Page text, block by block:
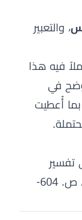
، والتعبير
فيه هذا
في
أُعطيت
تفسير
الأحلام (وكالة الصحافة العربية، 2017)، ص. 604-